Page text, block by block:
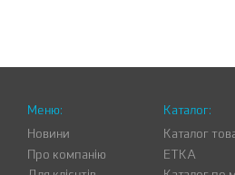
Каталог:
Каталог
ETKA
Меню:
Новини
Про компанію